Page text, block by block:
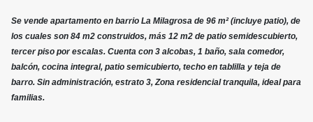
Se vende apartamento en barrio La Milagrosa de 96 m² (incluye patio), de
los cuales son 84 m2 construidos, más 12 m2 de patio semidescubierto,
tercer piso por escalas. Cuenta con 3 alcobas, 1 baño, sala comedor,
balcón, cocina integral, patio semicubierto, techo en tablilla y teja de
barro. Sin administración, estrato 3, Zona residencial tranquila, ideal para
familias.